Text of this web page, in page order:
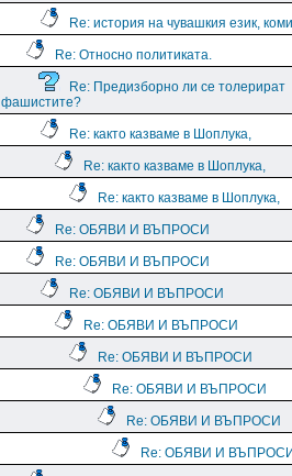
Re: история на чувашкия език,
Re: Относно политиката.
Re: Предизборно ли се толерират
фашистите?
Re: както казваме в Шоплука,
Re: както казваме в Шоплука,
Re: както казваме в Шоплука,
Re: ОБЯВИ И ВЪПРОСИ
Re: ОБЯВИ И ВЪПРОСИ
Re: ОБЯВИ И ВЪПРОСИ
Re: ОБЯВИ И ВЪПРОСИ
Re: ОБЯВИ И ВЪПРОСИ
Re: ОБЯВИ И ВЪПРОСИ
Re: ОБЯВИ И ВЪПРОСИ
Re: ОБЯВИ И